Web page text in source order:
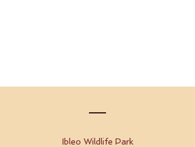
Ibleo Wildlife Park